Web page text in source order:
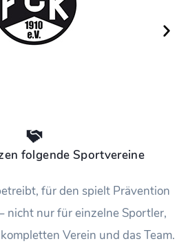
folgende Sportvereine
für den spielt Prävention
nicht nur für einzelne Sportler,
Verein und das Team.